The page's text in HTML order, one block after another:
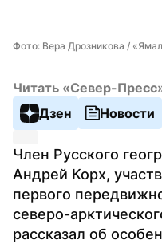
Фото: Вера Дрозникова /
Читать «Север-
Дзен
Новости
Член Русского
Андрей Корх,
первого
северо-
рассказал об